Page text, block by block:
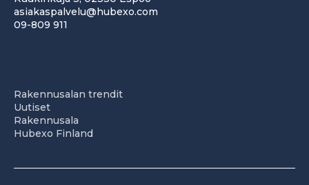
asiakaspalvelu@hubexo.com
09-809 911
Rakennusalan trendit
Uutiset
Rakennusala
Hubexo Finland